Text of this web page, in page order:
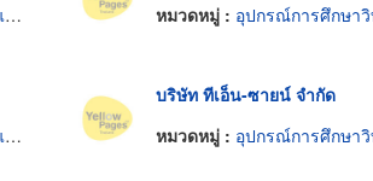
หมวดหมู่ : อุปกรณ์การศึกษาวิทยาศา
บริษัท ทีเอ็น-ซายน์ จำกัด
หมวดหมู่ : อุปกรณ์การศึกษาวิทยาศา